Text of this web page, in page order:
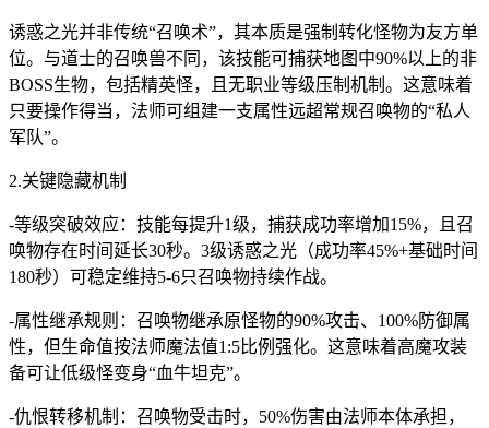
诱惑之光并非传统“召唤术”，其本质是强制转化怪物为友方单
位。与道士的召唤兽不同，该技能可捕获地图中90%以上的非
BOSS生物，包括精英怪，且无职业等级压制机制。这意味着
只要操作得当，法师可组建一支属性远超常规召唤物的“私人
军队”。
2.关键隐藏机制
-等级突破效应：技能每提升1级，捕获成功率增加15%，且召
唤物存在时间延长30秒。3级诱惑之光（成功率45%+基础时间
180秒）可稳定维持5-6只召唤物持续作战。
-属性继承规则：召唤物继承原怪物的90%攻击、100%防御属
性，但生命值按法师魔法值1:5比例强化。这意味着高魔攻装
备可让低级怪变身“血牛坦克”。
-仇恨转移机制：召唤物受击时，50%伤害由法师本体承担，